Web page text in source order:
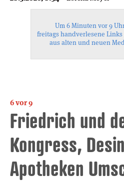
Um 6 Minuten vor 9
freitags handverlesene
aus alten und neuen
6 vor 9
Friedrich und
Kongress,
Apotheken